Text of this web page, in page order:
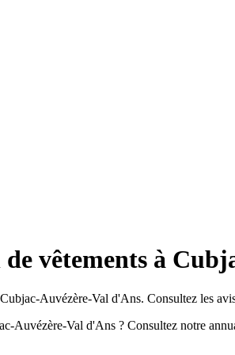
vêtements à
Auvézère-Val d'Ans. Consultez les
Auvézère-Val d'Ans ? Consultez notre